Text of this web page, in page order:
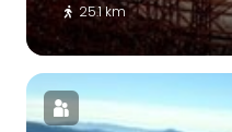
25.1 km